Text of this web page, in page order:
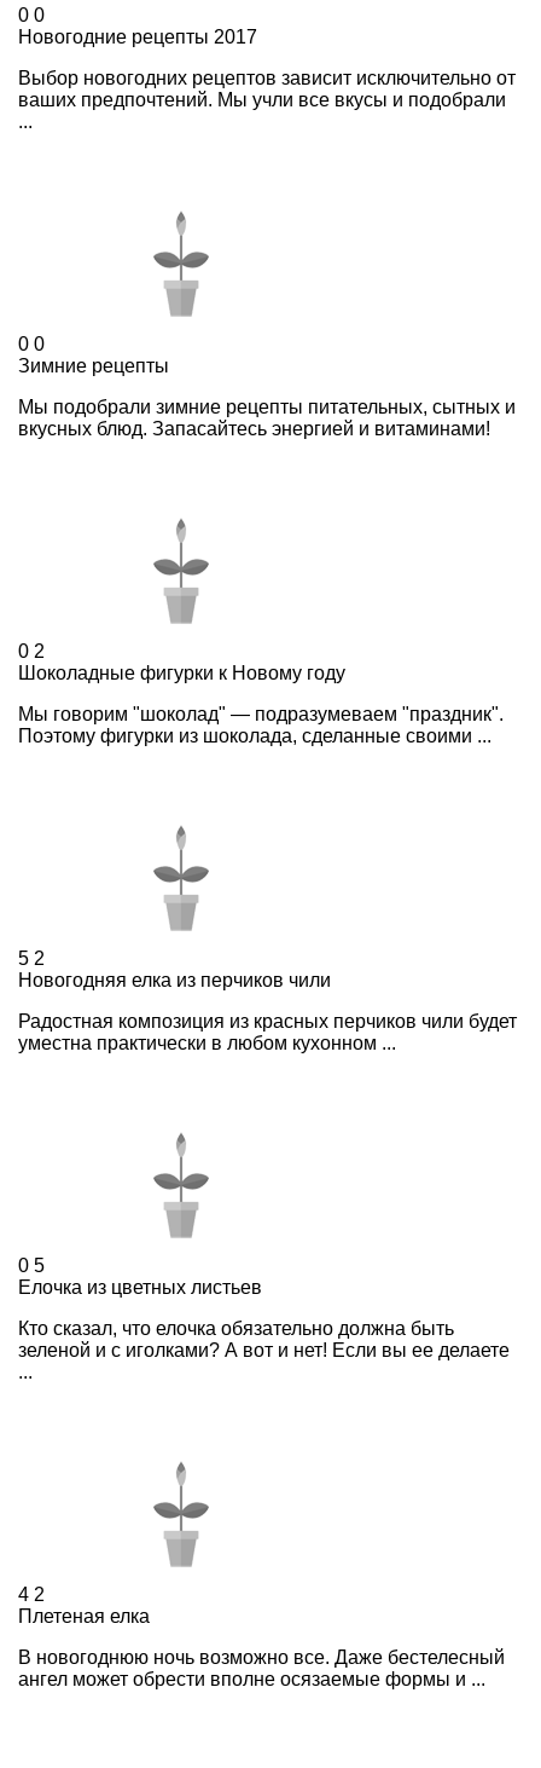
0 0
Новогодние рецепты 2017
Выбор новогодних рецептов зависит исключительно от
ваших предпочтений. Мы учли все вкусы и подобрали
...
0 0
Зимние рецепты
Мы подобрали зимние рецепты питательных, сытных и
вкусных блюд. Запасайтесь энергией и витаминами!
0 2
Шоколадные фигурки к Новому году
Мы говорим "шоколад" — подразумеваем "праздник".
Поэтому фигурки из шоколада, сделанные своими ...
5 2
Новогодняя елка из перчиков чили
Радостная композиция из красных перчиков чили будет
уместна практически в любом кухонном ...
0 5
Елочка из цветных листьев
Кто сказал, что елочка обязательно должна быть
зеленой и с иголками? А вот и нет! Если вы ее делаете
...
4 2
Плетеная елка
В новогоднюю ночь возможно все. Даже бестелесный
ангел может обрести вполне осязаемые формы и ...